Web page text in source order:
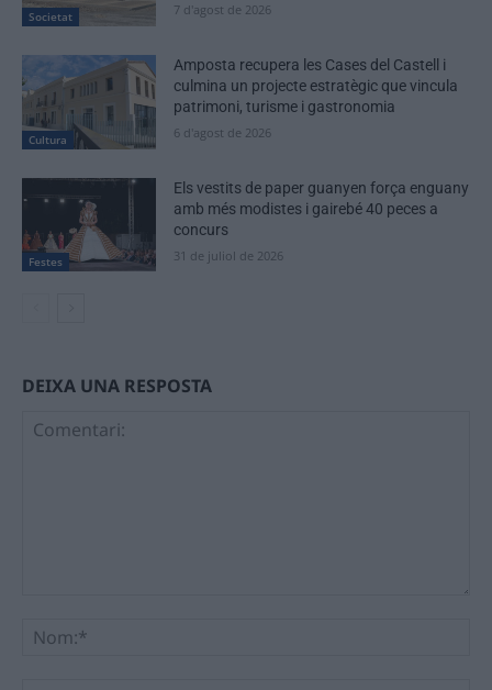
Societat 7 d'agost de 2026
Cultura
Amposta recupera les Cases del Castell i
culmina un projecte estratègic que vincula
patrimoni, turisme i gastronomia
6 d'agost de 2026
Festes
Els vestits de paper guanyen força enguany
amb més modistes i gairebé 40 peces a
concurs
31 de juliol de 2026
DEIXA UNA RESPOSTA